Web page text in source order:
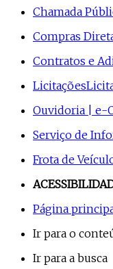
Chamada
Compras
Contratos e
Licitações
Ouvidoria | e-
Serviço de
Frota de
Página
Ir para o
Ir para a busca